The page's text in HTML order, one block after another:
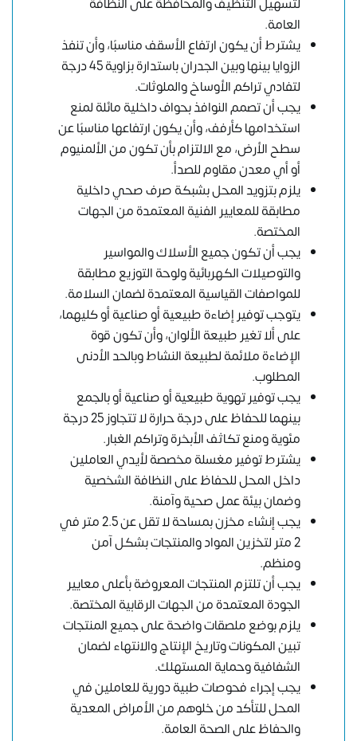
لتسهيل التنظيف والمحافظة على النظافة
العامة.
يشترط أن يكون ارتفاع الأسقف مناسبًا، وأن تنفذ
الزوايا بينها وبين الجدران باستدارة بزاوية 45 درجة
لتفادي تراكم الأوساخ والملوثات.
يجب أن تصمم النوافذ بحواف داخلية مائلة لمنع
استخدامها كأرفف، وأن يكون ارتفاعها مناسبًا عن
سطح الأرض، مع الالتزام بأن تكون من الألمنيوم
أو أي معدن مقاوم للصدأ.
يلزم بتزويد المحل بشبكة صرف صحي داخلية
مطابقة للمعايير الفنية المعتمدة من الجهات
المختصة.
يجب أن تكون جميع الأسلاك والمواسير
والتوصيلات الكهربائية ولوحة التوزيع مطابقة
للمواصفات القياسية المعتمدة لضمان السلامة.
يتوجب توفير إضاءة طبيعية أو صناعية أو كليهما،
على ألا تغير طبيعة الألوان، وأن تكون قوة
الإضاءة ملائمة لطبيعة النشاط وبالحد الأدنى
المطلوب.
يجب توفير تهوية طبيعية أو صناعية أو بالجمع
بينهما للحفاظ على درجة حرارة لا تتجاوز 25 درجة
مئوية ومنع تكاثف الأبخرة وتراكم الغبار.
يشترط توفير مغسلة مخصصة لأيدي العاملين
داخل المحل للحفاظ على النظافة الشخصية
وضمان بيئة عمل صحية وآمنة.
يجب إنشاء مخزن بمساحة لا تقل عن 2.5 متر في
2 متر لتخزين المواد والمنتجات بشكل آمن
ومنظم.
يجب أن تلتزم المنتجات المعروضة بأعلى معايير
الجودة المعتمدة من الجهات الرقابية المختصة.
يلزم بوضع ملصقات واضحة على جميع المنتجات
تبين المكونات وتاريخ الإنتاج والانتهاء لضمان
الشفافية وحماية المستهلك.
يجب إجراء فحوصات طبية دورية للعاملين في
المحل للتأكد من خلوهم من الأمراض المعدية
والحفاظ على الصحة العامة.